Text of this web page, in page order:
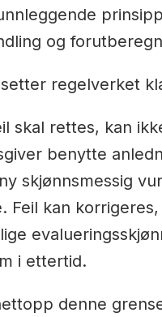
og
regelverket
skal rettes, kan
benytte
skjønnsmessig
Feil kan
i ettertid.
denne